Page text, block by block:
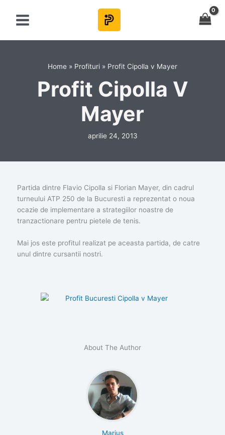
content
Home Profituri Profit Cipolla v Mayer
Profit Cipolla V
Mayer
aprilie 24, 2013
Partida dintre Flavio Cipolla si Florian Mayer, din cadrul
turneului ATP 250 de la Bucuresti a reprezentat o noua
ocazie de implementare a strategiilor noastre de
tranzactionare pentru pietele de tenis.
Mai jos este profitul realizat pe aceasta partida, de catre
unul dintre cursantii nostri.
About The Author
Marius